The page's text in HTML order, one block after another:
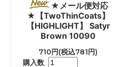
★メール便対応
★【TwoThinCoats】
【HIGHLIGHT】 Satyr
Brown 10090
710円(税込781円)
購入数